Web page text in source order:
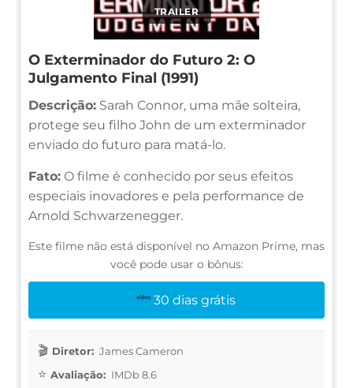
TRAILER
O Exterminador do Futuro 2: O
Julgamento Final (1991)
Descrição: Sarah Connor, uma mãe solteira,
protege seu filho John de um exterminador
enviado do futuro para matá-lo.
Fato: O filme é conhecido por seus efeitos
especiais inovadores e pela performance de
Arnold Schwarzenegger.
Este filme não está disponível no Amazon Prime, mas
você pode usar o bônus:
30 dias grátis
Diretor: James Cameron
Avaliação: IMDb 8.6